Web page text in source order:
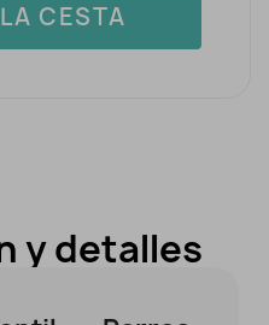
CESTA
y detalles